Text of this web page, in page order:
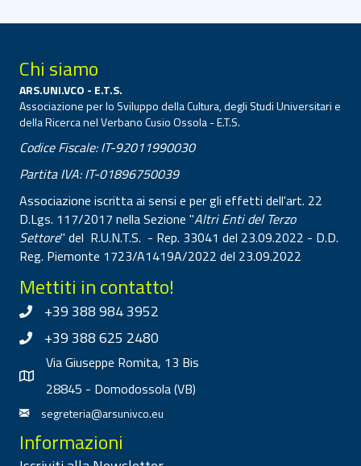
Chi siamo
ARS.UNI.VCO - E.T.S.
Associazione per lo Sviluppo della Cultura, degli Studi Universitari e
della Ricerca nel Verbano Cusio Ossola - E.T.S.
Codice Fiscale: IT-92011990030
Partita IVA: IT-01896750039
Associazione iscritta ai sensi e per gli effetti dell'art. 22
D.Lgs. 117/2017 nella Sezione "Altri Enti del Terzo
Settore" del R.U.N.T.S. - Rep. 33041 del 23.09.2022 - D.D.
Reg. Piemonte 1723/A1419A/2022 del 23.09.2022
Mettiti in contatto!
+39 388 984 3952
+39 388 625 2480
Via Giuseppe Romita, 13 Bis
28845 - Domodossola (VB)
segreteria@arsunivco.eu
Informazioni